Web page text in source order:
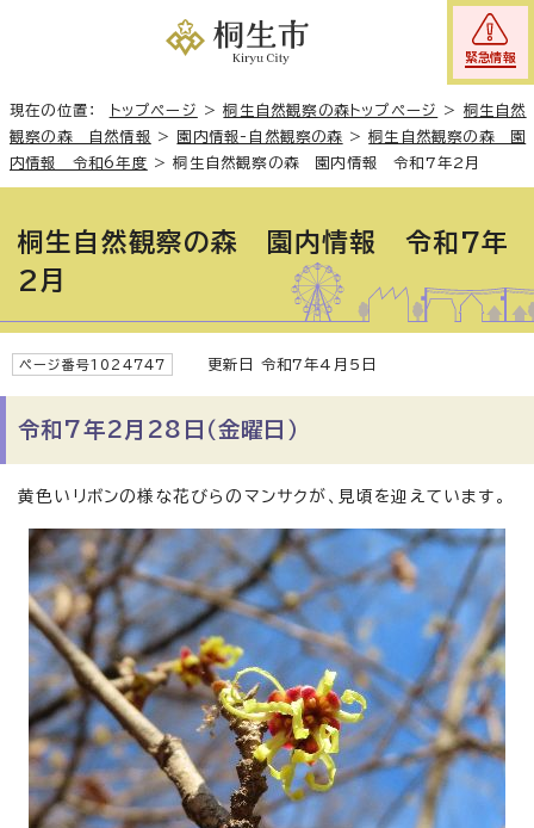
緊急情報
現在の位置： トップページ >桐生自然観察の森トップページ > 桐生自然
観察の森 自然情報 > 園内情報-自然観察の森 >桐生自然観察の森 園
内情報 令和6年度 >桐生自然観察の森 園内情報 令和7年2月
桐生自然観察の森 園内情報 令和7年
2月
ページ番号1024747 更新日 令和7年4月5日
令和7年2月28日（金曜日）
黄色いリボンの様な花びらのマンサクが、見頃を迎えています。